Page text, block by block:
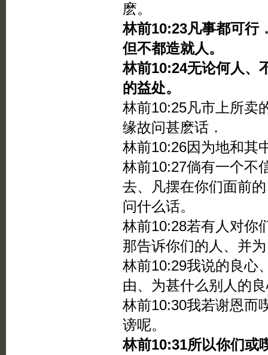
麽。
林前10:23凡事都可行
但不都造就人。
林前10:24无论何人、
的益处。
林前10:25凡市上所卖
缘故问甚麽话．
林前10:26因为地和其
林前10:27倘有一个不
去、凡摆在你们面前
问什么话。
林前10:28若有人对你
那告诉你们的人、并
林前10:29我说的良心
由、为甚什么别人的
林前10:30我若谢恩而
谤呢。
林前10:31所以你们或